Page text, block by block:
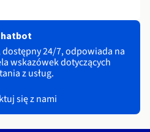
24/7, odpowiada na
wskazówek dotyczących
z usług.
się z nami